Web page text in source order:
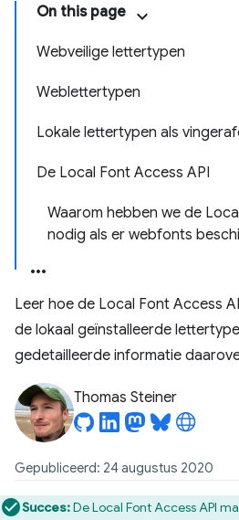
On this page
Webveilige lettertypen
Weblettertypen
Lokale lettertypen als
De Local Font Access API
Waarom hebben we de
nodig als er webfonts
Leer hoe de Local Font Access
de lokaal geïnstalleerde
gedetailleerde informatie
Thomas Steiner
Gepubliceerd: 24 augustus 2020
Succes:De Local Font Access API